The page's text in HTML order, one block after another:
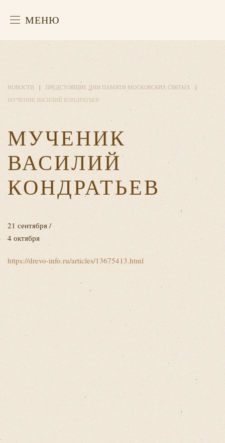
МЕНЮ
НОВОСТИ
ПРЕДСТОЯЩИЕ ДНИ ПАМЯТИ МОСКОВСКИХ СВЯТЫХ
МУЧЕНИК ВАСИЛИЙ КОНДРАТЬЕВ
МУЧЕНИК
ВАСИЛИЙ
КОНДРАТЬЕВ
21 сентября /
4 октября
https://drevo-info.ru/articles/13675413.html